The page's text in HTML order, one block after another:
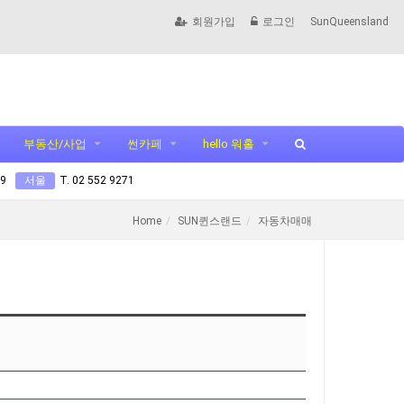
회원가입 로그인 SunQueensland
부동산/사업 썬카페 hello 워홀
서울 T. 02 552 9271
Home SUN퀸스랜드 자동차매매